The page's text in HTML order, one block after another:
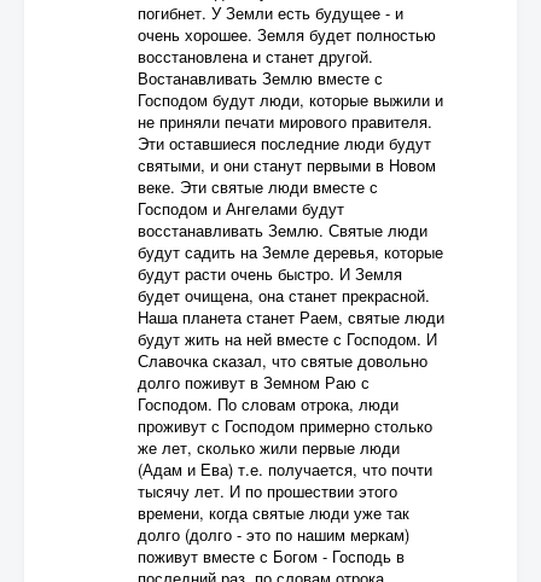
погибнет. У Земли есть будущее - и
очень хорошее. Земля будет полностью
восстановлена и станет другой.
Востанавливать Землю вместе с
Господом будут люди, которые выжили и
не приняли печати мирового правителя.
Эти оставшиеся последние люди будут
святыми, и они станут первыми в Новом
веке. Эти святые люди вместе с
Господом и Ангелами будут
восстанавливать Землю. Святые люди
будут садить на Земле деревья, которые
будут расти очень быстро. И Земля
будет очищена, она станет прекрасной.
Наша планета станет Раем, святые люди
будут жить на ней вместе с Господом. И
Славочка сказал, что святые довольно
долго поживут в Земном Раю с
Господом. По словам отрока, люди
проживут с Господом примерно столько
же лет, сколько жили первые люди
(Адам и Ева) т.е. получается, что почти
тысячу лет. И по прошествии этого
времени, когда святые люди уже так
долго (долго - это по нашим меркам)
поживут вместе с Богом - Господь в